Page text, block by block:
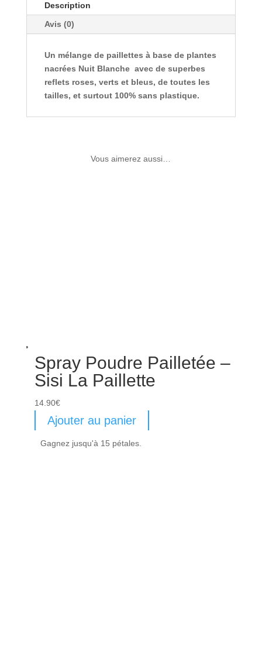
Description
Avis (0)
Un mélange de paillettes à base de plantes
nacrées Nuit Blanche avec de superbes
reflets roses, verts et bleus, de toutes les
tailles, et surtout 100% sans plastique.
Vous aimerez aussi…
Spray Poudre Pailletée –
Sisi La Paillette
14.90€
Ajouter au panier
Gagnez jusqu'à 15 pétales.